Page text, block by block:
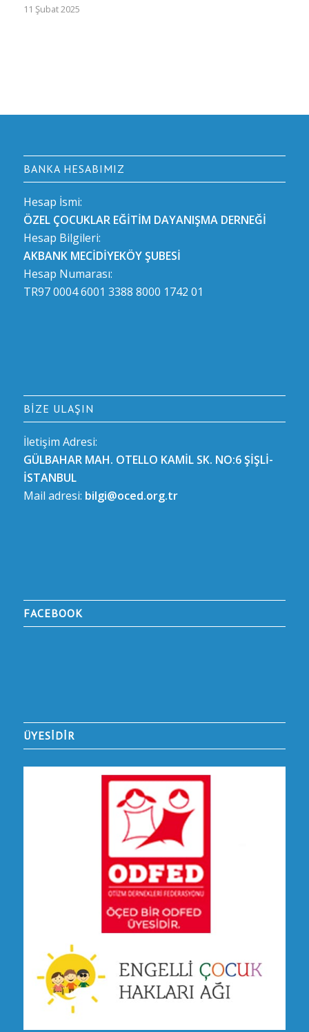
11 Şubat 2025
BANKA HESABIMIZ
Hesap İsmi:
ÖZEL ÇOCUKLAR EĞİTİM DAYANIŞMA DERNEĞİ
Hesap Bilgileri:
AKBANK MECİDİYEKÖY ŞUBESİ
Hesap Numarası:
TR97 0004 6001 3388 8000 1742 01
BIZE ULAŞIN
İletişim Adresi:
GÜLBAHAR MAH. OTELLO KAMİL SK. NO:6 ŞİŞLİ-
İSTANBUL
Mail adresi: bilgi@oced.org.tr
FACEBOOK
ÜYESİDİR